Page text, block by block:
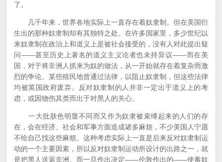
了。
几千年来，世界各地实际上一直存在着奴隶制。但在美国衍
生出的那种奴隶制却有其独特之处。在许多国家里，多少世纪以
来奴隶制在政治上和道义上是被社会接受的，没有人对此提出疑
问——甚至历史上著名的道义主义论者也未持异议——而在美
国，对于将非洲人抓来为奴的做法，从一开始就存在着复杂而激
烈的争论。某些殖民地曾通过法律，以阻止奴隶制，但这些法律
均被英国政府废弃。反对奴隶制的人并非一定出于道义上的考
虑，或因物伤其类而出于对黑人的关心。
一大批肤色明显不同而又作为奴隶被束缚起来的人们的存
在，会在经济、社会和军事方面造成诸多麻烦，不少美国人宁愿
不给自己找这些麻烦。这种考虑实际上一直是后来反对奴隶制运
动的一个主要因素，所以反对奴隶制运动所设计的出路之一，就
是把黑人送返非洲。而一旦作出决定——伦敦作出的——使蓄奴